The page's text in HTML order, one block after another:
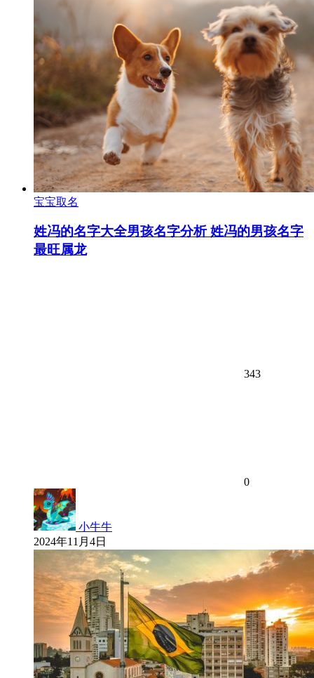
宝宝取名
姓冯的名字大全男孩名字分析 姓冯的男孩名字
最旺属龙
343
0
小牛牛
2024年11月4日